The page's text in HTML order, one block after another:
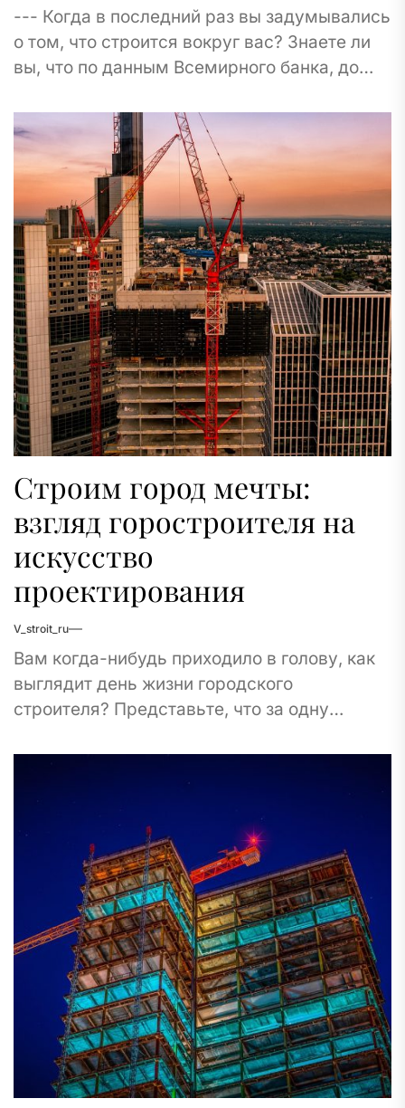
--- Когда в последний раз вы задумывались
о том, что строится вокруг вас? Знаете ли
вы, что по данным Всемирного банка, до
Строим город мечты:
взгляд горостроителя на
искусство
проектирования
V_stroit_ru
Вам когда-нибудь приходило в голову, как
выглядит день жизни городского
строителя? Представьте, что за одну
тысячи строительных операций! Это как...